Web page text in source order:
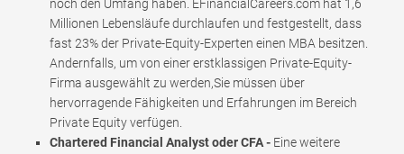
noch den Umfang haben. EFinancialCareers.com hat 1,6
Millionen Lebensläufe durchlaufen und festgestellt, dass
fast 23% der Private-Equity-Experten einen MBA besitzen.
Andernfalls, um von einer erstklassigen Private-Equity-
Firma ausgewählt zu werden,Sie müssen über
hervorragende Fähigkeiten und Erfahrungen im Bereich
Private Equity verfügen.
Chartered Financial Analyst oder CFA - Eine weitere